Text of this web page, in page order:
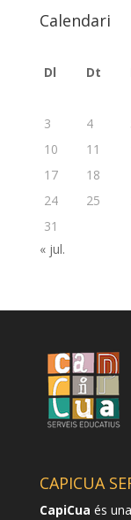
Calendari
Dl Dt
3
4
10
11
17
18
24
25
31
« jul.
CAPICUA
CapiCua és